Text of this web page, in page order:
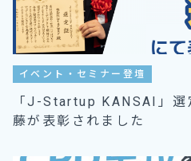
イベント・セミナー登壇
「J-Startup KANSAI」選
藤が表彰されました